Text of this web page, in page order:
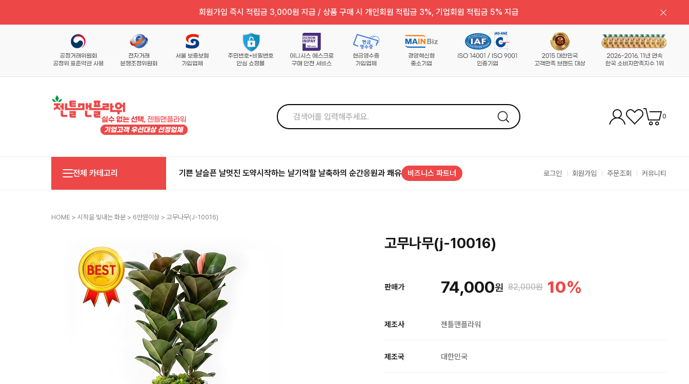
회원가입 즉시 적립금 3,000원 지급 / 상품 구매 시 개인회원 적립금 3%, 기업회원 적립금 5% 지급
0
전체 카테고리 기쁜 날슬픈 날멋진 도약시작하는 날기억할 날축하의 순간응원과 쾌유 비즈니스 파트너 로그인 회원가입 주문조회 커뮤니티
HOME > 시작을 빛내는 화분 > 6만원이상 > 고무나무(j-10016)
고무나무(j-10016)
판매가 74,000원 82,000원 10%
제조사 젠틀맨플라워
제조국 대한민국